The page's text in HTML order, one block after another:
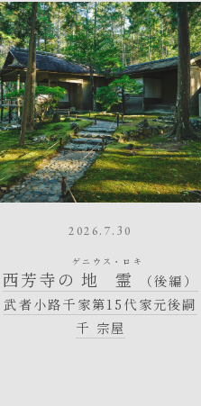
2026.7.30
西芳寺の 地霊
ゲニウス・ロキ
（後編）
武者小路千家第15代家元後嗣
千 宗屋